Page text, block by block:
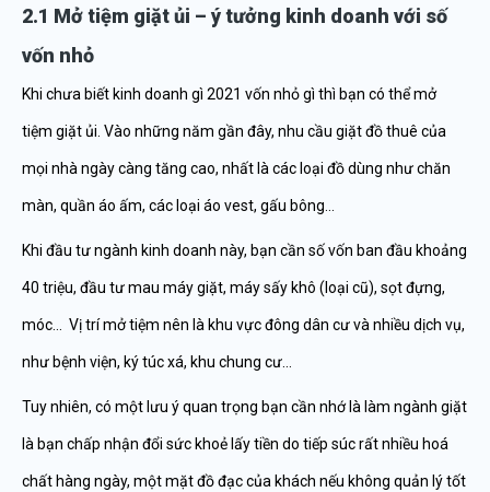
2.1 Mở tiệm giặt ủi – ý tưởng kinh doanh với số
vốn nhỏ
Khi chưa biết kinh doanh gì 2021 vốn nhỏ gì thì bạn có thể mở
tiệm giặt ủi. Vào những năm gần đây, nhu cầu giặt đồ thuê của
mọi nhà ngày càng tăng cao, nhất là các loại đồ dùng như chăn
màn, quần áo ấm, các loại áo vest, gấu bông…
Khi đầu tư ngành kinh doanh này, bạn cần số vốn ban đầu khoảng
40 triệu, đầu tư mau máy giặt, máy sấy khô (loại cũ), sọt đựng,
móc… Vị trí mở tiệm nên là khu vực đông dân cư và nhiều dịch vụ,
như bệnh viện, ký túc xá, khu chung cư…
Tuy nhiên, có một lưu ý quan trọng bạn cần nhớ là làm ngành giặt
là bạn chấp nhận đổi sức khoẻ lấy tiền do tiếp súc rất nhiều hoá
chất hàng ngày, một mặt đồ đạc của khách nếu không quản lý tốt